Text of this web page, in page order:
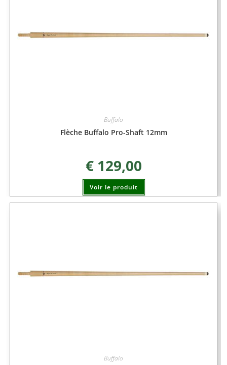
Buffalo
Flèche Buffalo Pro-Shaft 12mm
€129,00
Voir le produit
Buffalo